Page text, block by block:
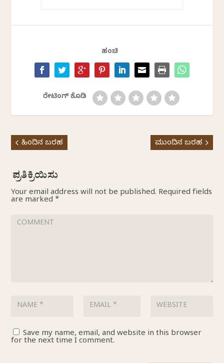
ಹಂಚಿ
ರೇಟಿಂಗ್ ಕೊಡಿ
ಹಿಂದಿನ ಬರಹ ಮುಂದಿನ ಬರಹ
Your email address will not be published. Required fields
are marked *
Save my name, email, and website in this browser
for the next time I comment.